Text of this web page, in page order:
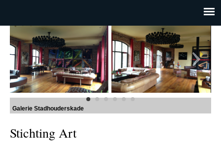
Galerie Stadhouderskade
Stichting Art